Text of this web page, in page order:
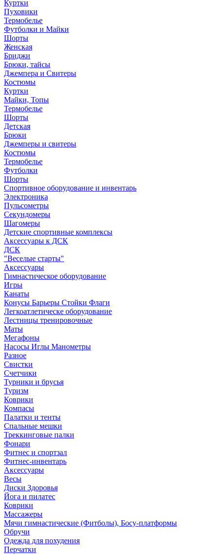
Куртки
Пуховики
Термобелье
Футболки и Майки
Шорты
Женская
Бриджи
Брюки, тайсы
Джемпера и Свитеры
Костюмы
Куртки
Майки, Топы
Термобелье
Шорты
Детская
Брюки
Джемперы и свитеры
Костюмы
Термобелье
Футболки
Шорты
Спортивное оборудование и инвентарь
Электроника
Пульсометры
Секундомеры
Шагомеры
Детские спортивные комплексы
Аксессуары к ДСК
ДСК
"Веселые старты"
Аксессуары
Гимнастическое оборудование
Игры
Канаты
Конусы Барьеры Стойки Флаги
Легкоатлетическе оборудование
Лестницы тренировочные
Маты
Мегафоны
Насосы Иглы Манометры
Разное
Свистки
Счетчики
Турники и брусья
Туризм
Коврики
Компасы
Палатки и тенты
Спальные мешки
Треккинговые палки
Фонари
Фитнес и спортзал
Фитнес-инвентарь
Аксессуары
Весы
Диски Здоровья
Йога и пилатес
Коврики
Массажеры
Мячи гимнастические (Фитболы), Босу-платформы
Обручи
Одежда для похудения
Перчатки